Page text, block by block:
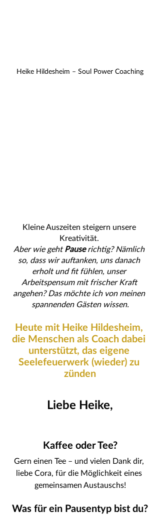
Heike Hildesheim – Soul Power Coaching
Kleine Auszeiten steigern unsere
Kreativität.
Aber wie geht Pause richtig? Nämlich
so, dass wir auftanken, uns danach
erholt und fit fühlen, unser
Arbeitspensum mit frischer Kraft
angehen? Das möchte ich von meinen
spannenden Gästen wissen.
Heute mit Heike Hildesheim,
die Menschen als Coach dabei
unterstützt, das eigene
Seelefeuerwerk (wieder) zu
zünden
Liebe Heike,
Kaffee oder Tee?
Gern einen Tee – und vielen Dank dir,
liebe Cora, für die Möglichkeit eines
gemeinsamen Austauschs!
Was für ein Pausentyp bist du?